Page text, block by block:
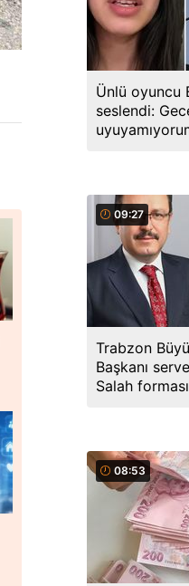
Ünlü oyuncu
seslendi:
09:27
Trabzon
Başkanı
Salah
08:53